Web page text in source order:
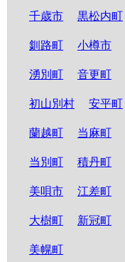
千歳市 黒松内町
釧路町 小樽市
湧別町 音更町
初山別村 安平町
蘭越町 当麻町
当別町 積丹町
美唄市 江差町
大樹町 新冠町
美幌町